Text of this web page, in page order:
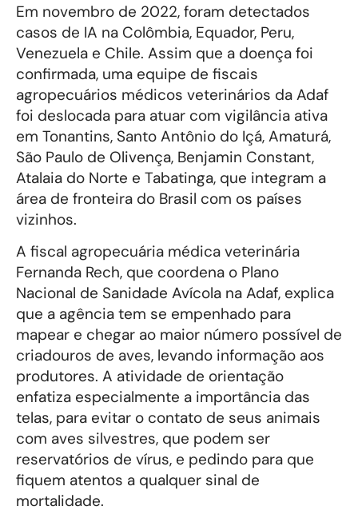
Em novembro de 2022, foram detectados
casos de IA na Colômbia, Equador, Peru,
Venezuela e Chile. Assim que a doença foi
confirmada, uma equipe de fiscais
agropecuários médicos veterinários da Adaf
foi deslocada para atuar com vigilância ativa
em Tonantins, Santo Antônio do Içá, Amaturá,
São Paulo de Olivença, Benjamin Constant,
Atalaia do Norte e Tabatinga, que integram a
área de fronteira do Brasil com os países
vizinhos.
A fiscal agropecuária médica veterinária
Fernanda Rech, que coordena o Plano
Nacional de Sanidade Avícola na Adaf, explica
que a agência tem se empenhado para
mapear e chegar ao maior número possível de
criadouros de aves, levando informação aos
produtores. A atividade de orientação
enfatiza especialmente a importância das
telas, para evitar o contato de seus animais
com aves silvestres, que podem ser
reservatórios de vírus, e pedindo para que
fiquem atentos a qualquer sinal de
mortalidade.